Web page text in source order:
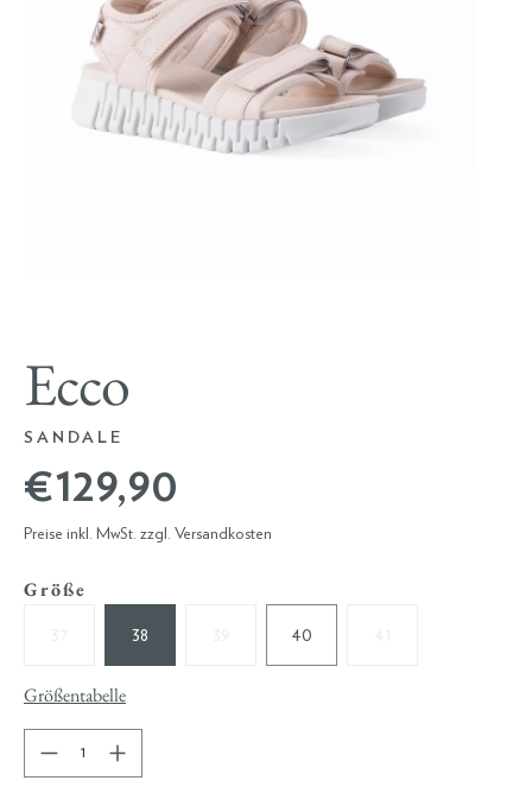
Ecco
SANDALE
€ 129,90
Preise inkl. MwSt. zzgl. Versandkosten
Größe
38 40
Größentabelle